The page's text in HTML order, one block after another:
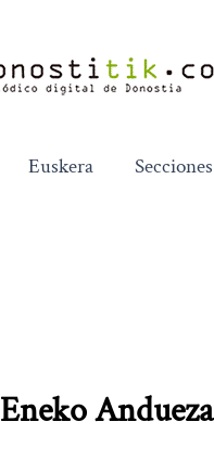
Euskera Secciones
Eneko Andueza